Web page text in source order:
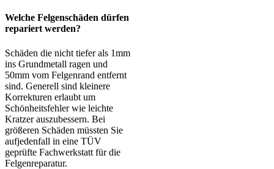
Welche Felgenschäden dürfen
repariert werden?
Schäden die nicht tiefer als 1mm
ins Grundmetall ragen und
50mm vom Felgenrand entfernt
sind. Generell sind kleinere
Korrekturen erlaubt um
Schönheitsfehler wie leichte
Kratzer auszubessern. Bei
größeren Schäden müssten Sie
aufjedenfall in eine TÜV
geprüfte Fachwerkstatt für die
Felgenreparatur.